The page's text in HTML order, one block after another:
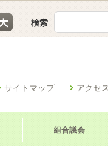
検索
アクセ
サイトマップ
組合議会